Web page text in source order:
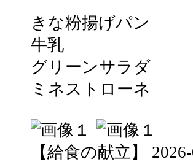
きな粉揚げパン
牛乳
グリーンサラダ
ミネストローネ
【給食の献立】